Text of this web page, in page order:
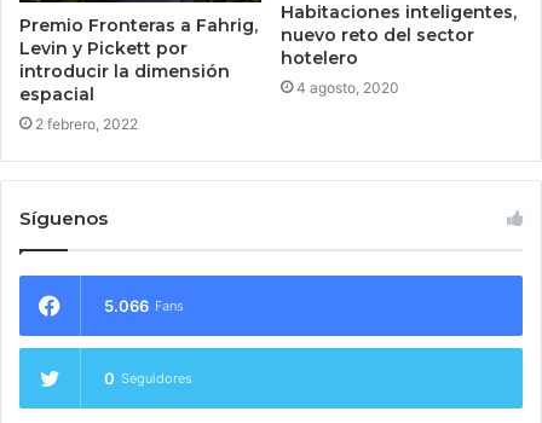
Premio Fronteras a Fahrig,
Levin y Pickett por
introducir la dimensión
espacial
2 febrero, 2022
Habitaciones inteligentes,
nuevo reto del sector
hotelero
4 agosto, 2020
Síguenos
5.066 Fans
0 Seguidores